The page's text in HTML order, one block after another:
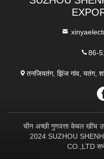
86-
तनजियतंग, झिंज गांव, यतंग,
चीन अच्छी गुणवत्ता केबल खींच
2024 SUZHOU
CO.,LTD